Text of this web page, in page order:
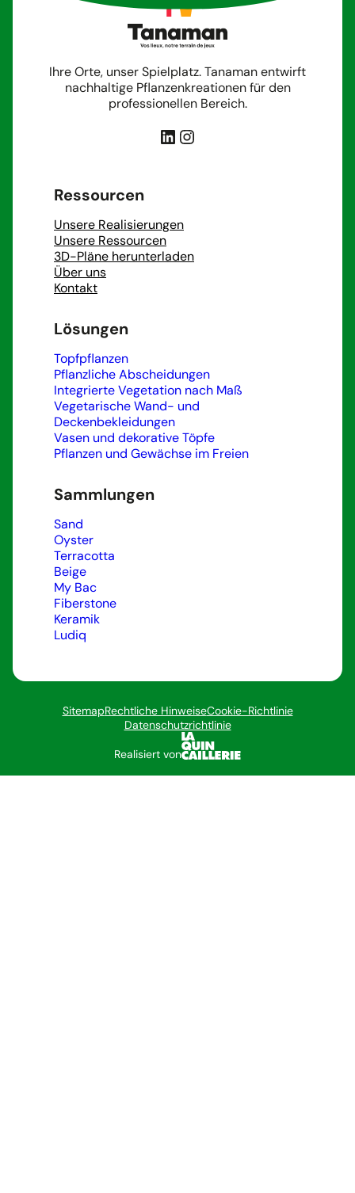
Ihre Orte, unser Spielplatz. Tanaman entwirft
nachhaltige Pflanzenkreationen für den
professionellen Bereich.
LinkedIn
Instagram
Ressourcen
Unsere Realisierungen
Unsere Ressourcen
3D-Pläne herunterladen
Über uns
Kontakt
Lösungen
Topfpflanzen
Pflanzliche Abscheidungen
Integrierte Vegetation nach Maß
Vegetarische Wand- und
Deckenbekleidungen
Vasen und dekorative Töpfe
Pflanzen und Gewächse im Freien
Sammlungen
Sand
Oyster
Terracotta
Beige
My Bac
Fiberstone
Keramik
Ludiq
SitemapRechtliche HinweiseCookie-Richtlinie
Datenschutzrichtlinie
Realisiert von